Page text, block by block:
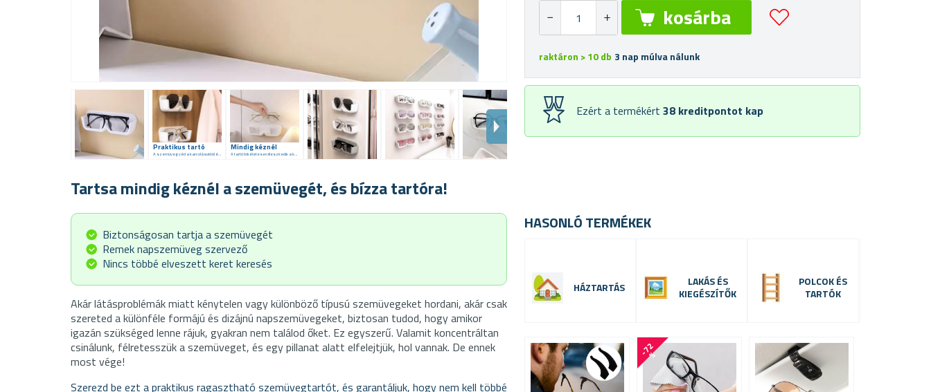
Praktikus tartó
A szemüveg véd a karcolásoktól és a portól.
Mindig kéznél
A tartó tökéletesen illeszkedik a különböző belső terekhez.
raktáron > 10 db 3 nap múlva nálunk
Ezért a termékért 38 kreditpontot kap
Tartsa mindig kéznél a szemüvegét, és bízza tartóra!
Biztonságosan tartja a szemüvegét
Remek napszemüveg szervező
Nincs többé elveszett keret keresés
Akár látásproblémák miatt kénytelen vagy különböző típusú szemüvegeket hordani, akár csak
szereted a különféle formájú és dizájnú napszemüvegeket, biztosan tudod, hogy amikor
igazán szükséged lenne rájuk, gyakran nem találod őket. Ez egyszerű. Valamit koncentráltan
csinálunk, félretesszük a szemüveget, és egy pillanat alatt elfelejtjük, hol vannak. De ennek
most vége!
Szerezd be ezt a praktikus ragasztható szemüvegtartót, és garantáljuk, hogy nem kell többé
HASONLÓ TERMÉKEK
HÁZTARTÁS
LAKÁS ÉS
KIEGÉSZÍTŐK
POLCOK ÉS
TARTÓK
-
7
2
%